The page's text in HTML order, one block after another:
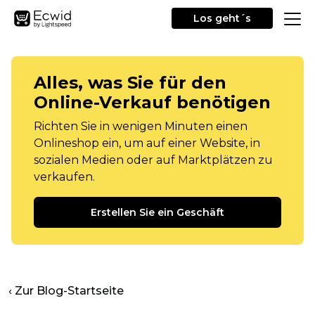
Los geht´s
Alles, was Sie für den
Online-Verkauf benötigen
Richten Sie in wenigen Minuten einen
Onlineshop ein, um auf einer Website, in
sozialen Medien oder auf Marktplätzen zu
verkaufen.
Erstellen Sie ein Geschäft
‹ Zur Blog-Startseite